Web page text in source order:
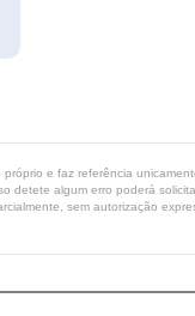
e faz referência
detete algum erro poderá
sem autorização